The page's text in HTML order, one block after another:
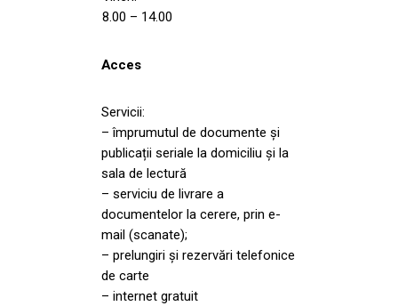
8.00 – 14.00
Acces
Servicii:
– împrumutul de documente și
publicații seriale la domiciliu și la
sala de lectură
– serviciu de livrare a
documentelor la cerere, prin e-
mail (scanate);
– prelungiri și rezervări telefonice
de carte
– internet gratuit